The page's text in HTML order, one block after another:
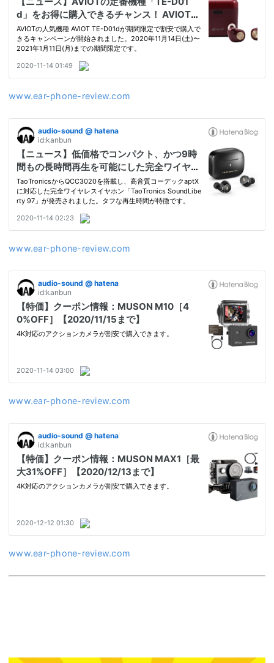
www.ear-phone-review.com
www.ear-phone-review.com
www.ear-phone-review.com
www.ear-phone-review.com